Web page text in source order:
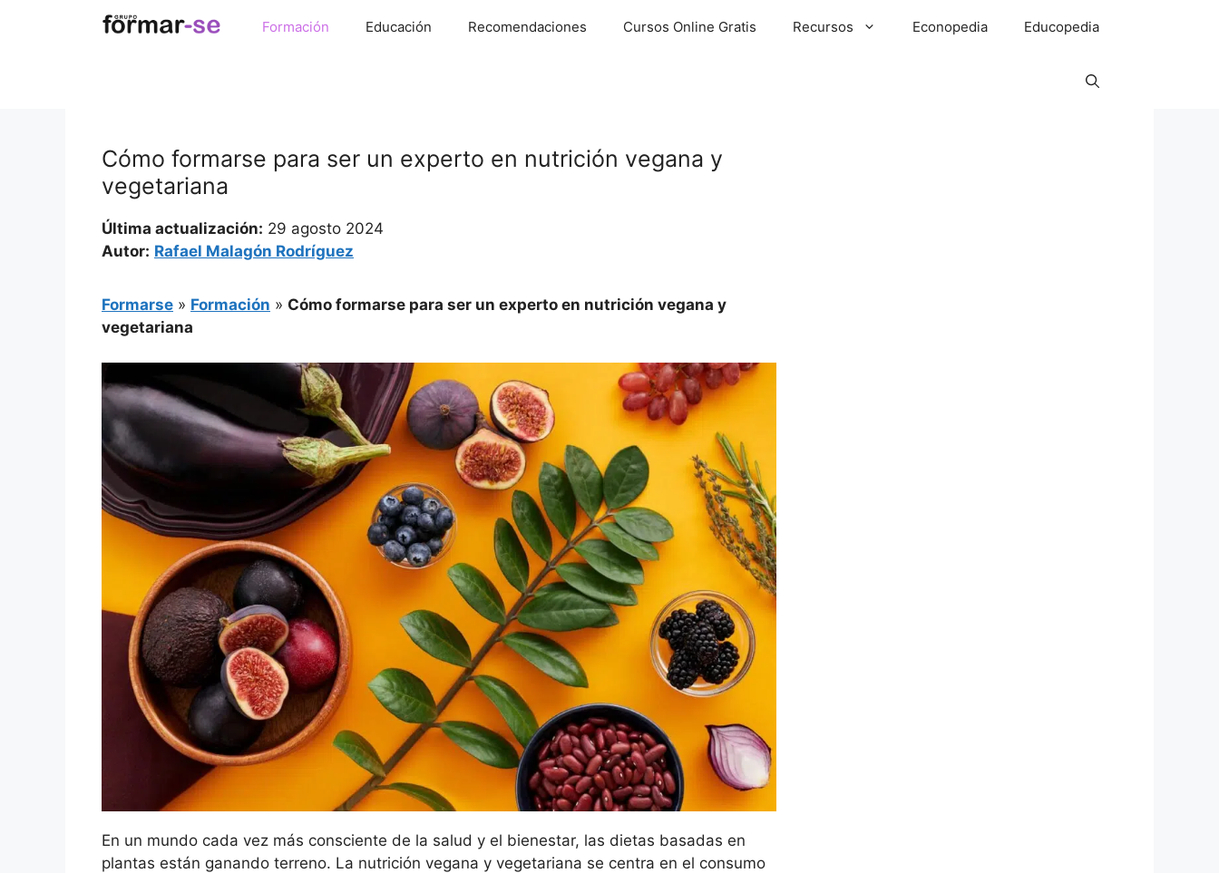
Formación Educación Recomendaciones Cursos Online Gratis Recursos Econopedia Educopedia
Cómo formarse para ser un experto en nutrición vegana y
vegetariana
Última actualización: 29 agosto 2024
Autor: Rafael Malagón Rodríguez
Formarse » Formación » Cómo formarse para ser un experto en nutrición vegana y
vegetariana
En un mundo cada vez más consciente de la salud y el bienestar, las dietas basadas en
plantas están ganando terreno. La nutrición vegana y vegetariana se centra en el consumo